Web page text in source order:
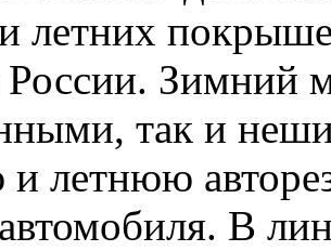
летних
России. Зимний
так и
летнюю
В